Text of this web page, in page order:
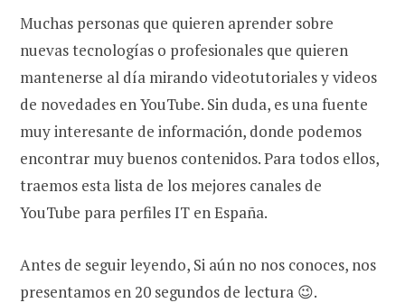
Muchas personas que quieren aprender sobre
nuevas tecnologías o profesionales que quieren
mantenerse al día mirando videotutoriales y videos
de novedades en YouTube. Sin duda, es una fuente
muy interesante de información, donde podemos
encontrar muy buenos contenidos. Para todos ellos,
traemos esta lista de los mejores canales de
YouTube para perfiles IT en España.
Antes de seguir leyendo, Si aún no nos conoces, nos
presentamos en 20 segundos de lectura 😉.